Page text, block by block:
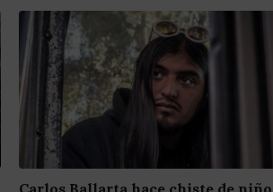
Carlos Ballarta hace chiste de